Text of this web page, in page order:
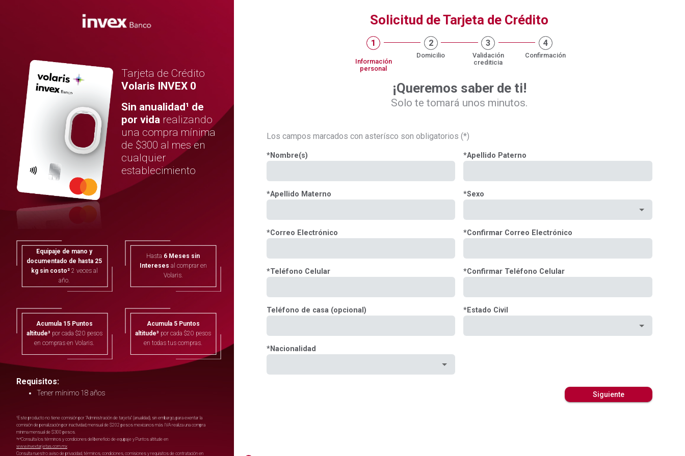
Tarjeta de Crédito
Volaris INVEX 0
Sin anualidad¹ de
por vida realizando
una compra mínima
de $300 al mes en
cualquier
establecimiento
Equipaje de mano y
documentado de hasta 25
kg sin costo² 2 veces al
año.
Hasta 6 Meses sin
Intereses al comprar en
Volaris.
Acumula 15 Puntos
altitude³ por cada $20 pesos
en compras en Volaris.
Acumula 5 Puntos
altitude³ por cada $20 pesos
en todas tus compras.
Requisitos:
Tener mínimo 18 años
¹Este producto no tiene comisión por “Administración de tarjeta” (anualidad), sin embargo, para exentar la
comisión de penalización por inactividad; mensual de $202 pesos mexicanos más IVA realiza una compra
mínima mensual de $300 pesos.
²ʸ³Consulta los términos y condiciones del beneficio de equipaje y Puntos altitude en
www.invextarjetas.com.mx
Consulta nuestro aviso de privacidad, términos, condiciones, comisiones y requisitos de contratación en
Solicitud de Tarjeta de Crédito
1
Información
personal
2
Domicilio
3
Validación
crediticia
4
Confirmación
¡Queremos saber de ti!
Solo te tomará unos minutos.
Los campos marcados con asterísco son obligatorios (*)
*Nombre(s) *Apellido Paterno
*Apellido Materno *Sexo
*Correo Electrónico *Confirmar Correo Electrónico
*Teléfono Celular *Confirmar Teléfono Celular
Teléfono de casa (opcional) *Estado Civil
*Nacionalidad
Siguiente